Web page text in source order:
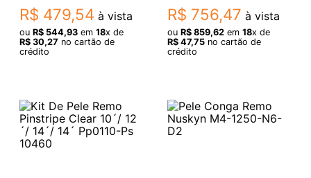
R$ 479,54 à vista
ou R$ 544,93em 18x de
R$ 30,27 no cartão de
crédito
R$ 756,47 à vista
ou R$ 859,62em 18x de
R$ 47,75no cartão de
crédito